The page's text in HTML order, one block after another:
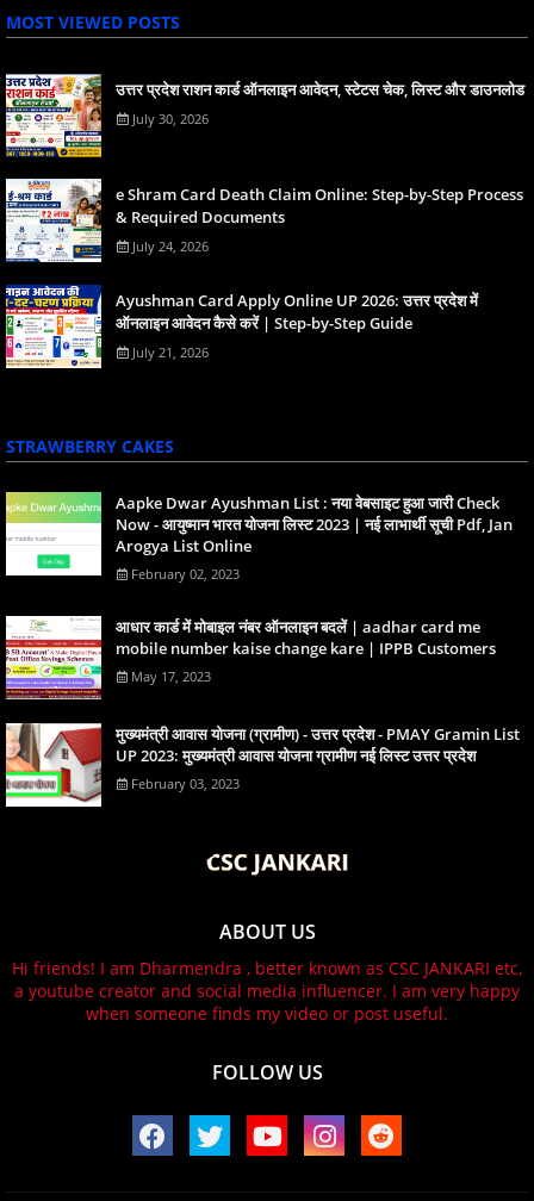
MOST VIEWED POSTS
उत्तर प्रदेश राशन कार्ड ऑनलाइन आवेदन, स्टेटस चेक, लिस्ट और डाउनलोड
July 30, 2026
e Shram Card Death Claim Online: Step-by-Step Process
& Required Documents
July 24, 2026
Ayushman Card Apply Online UP 2026: उत्तर प्रदेश में
ऑनलाइन आवेदन कैसे करें | Step-by-Step Guide
July 21, 2026
STRAWBERRY CAKES
Aapke Dwar Ayushman List : नया वेबसाइट हुआ जारी Check
Now - आयुष्मान भारत योजना लिस्ट 2023 | नई लाभार्थी सूची Pdf, Jan
Arogya List Online
February 02, 2023
आधार कार्ड में मोबाइल नंबर ऑनलाइन बदलें | aadhar card me
mobile number kaise change kare | IPPB Customers
May 17, 2023
मुख्यमंत्री आवास योजना (ग्रामीण) - उत्तर प्रदेश - PMAY Gramin List
UP 2023: मुख्यमंत्री आवास योजना ग्रामीण नई लिस्ट उत्तर प्रदेश
February 03, 2023
ABOUT US
Hi friends! I am Dharmendra , better known as CSC JANKARI etc,
a youtube creator and social media influencer. I am very happy
when someone finds my video or post useful.
FOLLOW US